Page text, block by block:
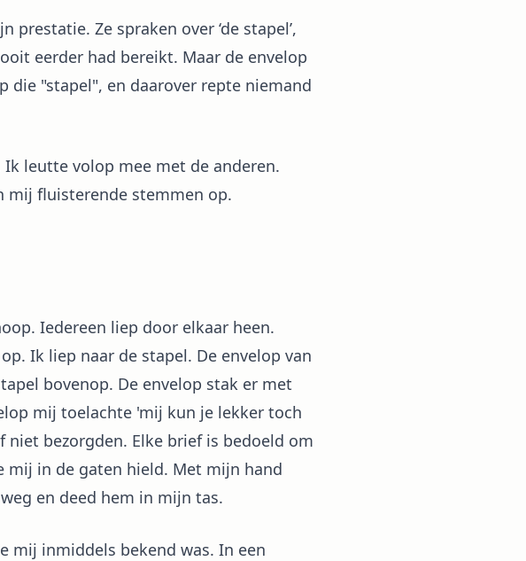
Ze spraken over ‘de stapel’,
eerder had bereikt. Maar de envelop
die "stapel", en daarover repte niemand
leutte volop mee met de anderen.
mij fluisterende stemmen op.
Iedereen liep door elkaar heen.
Ik liep naar de stapel. De envelop van
bovenop. De envelop stak er met
mij toelachte 'mij kun je lekker toch
bezorgden. Elke brief is bedoeld om
mij in de gaten hield. Met mijn hand
en deed hem in mijn tas.
mij inmiddels bekend was. In een